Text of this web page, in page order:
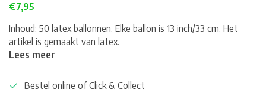
€7,95
Inhoud: 50 latex ballonnen. Elke ballon is 13 inch/33 cm. Het
artikel is gemaakt van latex.
Lees meer
Bestel online of Click & Collect